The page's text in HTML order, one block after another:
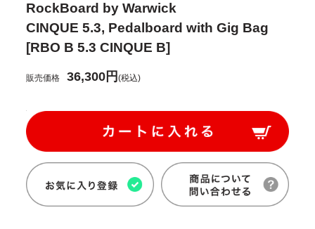
RockBoard by Warwick
CINQUE 5.3, Pedalboard with Gig Bag
[RBO B 5.3 CINQUE B]
販売価格 36,300円(税込)